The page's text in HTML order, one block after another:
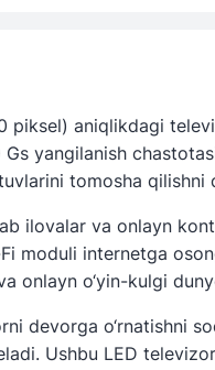
piksel) aniqlikdagi
yangilanish
tomosha qilishni
ilovalar va onlayn
moduli internetga
onlayn o‘yin-kulgi
devorga o‘rnatishni
Ushbu LED